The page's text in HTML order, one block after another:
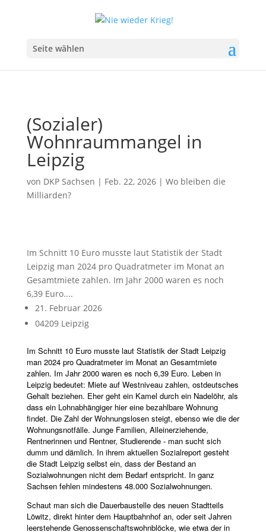
Seite wählen
(Sozialer)
Wohnraummangel in
Leipzig
von DKP Sachsen | Feb. 22, 2026| Wo bleiben die
Milliarden?
Im Schnitt 10 Euro musste laut Statistik der Stadt
Leipzig man 2024 pro Quadratmeter im Monat an
Gesamtmiete zahlen. Im Jahr 2000 waren es noch
6,39 Euro....
21. Februar 2026
04209 Leipzig
Im Schnitt 10 Euro musste laut Statistik der Stadt Leipzig
man 2024 pro Quadratmeter im Monat an Gesamtmiete
zahlen. Im Jahr 2000 waren es noch 6,39 Euro. Leben in
Leipzig bedeutet: Miete auf Westniveau zahlen, ostdeutsches
Gehalt beziehen. Eher geht ein Kamel durch ein Nadelöhr, als
dass ein Lohnabhängiger hier eine bezahlbare Wohnung
findet. Die Zahl der Wohnungslosen steigt, ebenso wie die der
Wohnungsnotfälle. Junge Familien, Alleinerziehende,
Rentnerinnen und Rentner, Studierende - man sucht sich
dumm und dämlich. In ihrem aktuellen Sozialreport gesteht
die Stadt Leipzig selbst ein, dass der Bestand an
Sozialwohnungen nicht dem Bedarf entspricht. In ganz
Sachsen fehlen mindestens 48.000 Sozialwohnungen.
Schaut man sich die Dauerbaustelle des neuen Stadtteils
Löwitz, direkt hinter dem Hauptbahnhof an, oder seit Jahren
leerstehende Genossenschaftswohnblöcke, wie etwa der in